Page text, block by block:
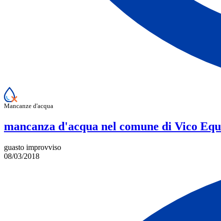
Mancanze d'acqua
mancanza d'acqua nel comune di Vico
guasto improvviso
08/03/2018